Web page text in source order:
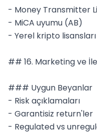
- Money Transmitter
- MiCA uyumu (AB)
- Yerel kripto lisansları
## 16. Marketing ve
### Uygun Beyanlar
- Risk açıklamaları
- Garantisiz return'ler
- Regulated vs